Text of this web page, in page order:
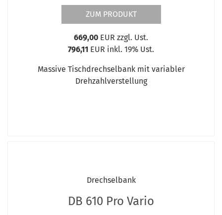
ZUM PRODUKT
669,00 EUR zzgl. Ust.
796,11 EUR inkl. 19% Ust.
Massive Tischdrechselbank mit variabler
Drehzahlverstellung
Drechselbank
DB 610 Pro Vario